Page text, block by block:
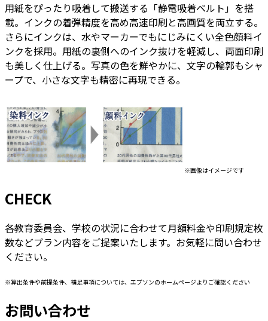
用紙をぴったり吸着して搬送する「静電吸着ベルト」を搭
載。インクの着弾精度を高め高速印刷と高画質を両立する。
さらにインクは、水やマーカーでもにじみにくい全色顔料イ
ンクを採用。用紙の裏側へのインク抜けを軽減し、両面印刷
も美しく仕上げる。写真の色を鮮やかに、文字の輪郭もシャ
ープで、小さな文字も精密に再現できる。
※画像はイメージです
CHECK
各教育委員会、学校の状況に合わせて月額料金や印刷規定枚
数などプラン内容をご提案いたします。お気軽に問い合わせ
ください。
※算出条件や前提条件、補足事項については、エプソンのホームページよりご確認ください
お問い合わせ